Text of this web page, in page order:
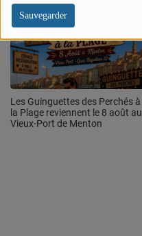
Sauvegarder
PARTENAIRES
LEURS ACTUS
Les Guinguettes des Perchés à
la Plage reviennent le 8 août au
Vieux-Port de Menton